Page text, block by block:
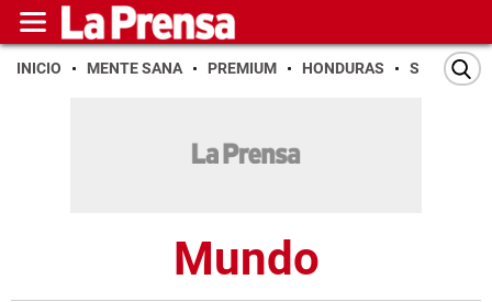
INICIO MENTE SANA PREMIUM HONDURAS SAN PEDRO
Mundo